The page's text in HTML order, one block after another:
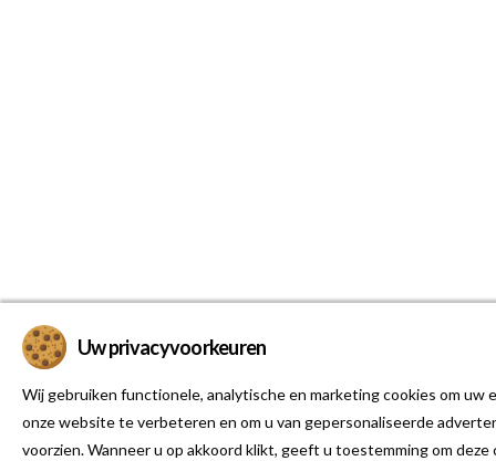
Uw privacyvoorkeuren
Wij gebruiken functionele, analytische en marketing cookies om uw
onze website te verbeteren en om u van gepersonaliseerde
voorzien. Wanneer u op akkoord klikt, geeft u toestemming om deze